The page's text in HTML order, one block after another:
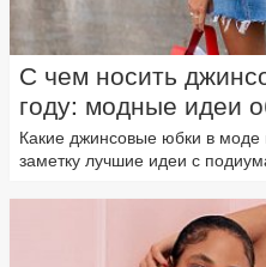
С чем носить
году: модные идеи
Какие джинсовые юбки в
заметку лучшие идеи с